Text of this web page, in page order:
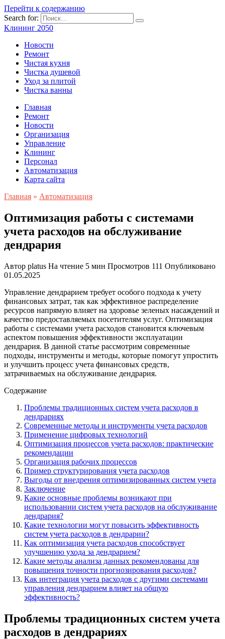
Перейти к содержанию
Search for:
Клининг 2050
Новости
Ремонт
Чистая кухня
Чистка душевой
Уход за плитой
Чистка ванны
Главная
Ремонт
Новости
Организация
Управление
Клининг
Персонал
Автоматизация
Карта сайта
Главная » Автоматизация
Оптимизация работы с системами
учета расходов на обслуживание
дендрария
Автор platus На чтение 5 мин Просмотров 111 Опубликовано
01.05.2025
Управление дендрарием требует особого подхода к учету
финансовых затрат, так как эффективное распределение
ресурсов напрямую влияет на здоровье зеленых насаждений и
качество предоставляемых посетителям услуг. Оптимизация
работы с системами учета расходов становится ключевым
аспектом повышения эффективности эксплуатации
дендрария. В данной статье рассмотрим современные
подходы, инструменты и методы, которые помогут упростить
и улучшить процесс учета финансовых средств,
затрачиваемых на обслуживание дендрария.
Содержание
Проблемы традиционных систем учета расходов в
дендрариях
Современные методы и инструменты учета расходов
Применение цифровых технологий
Оптимизация процессов учета расходов: практические
рекомендации
Организация рабочих процессов
Пример структурирования учета расходов
Выгоды от внедрения оптимизированных систем учета
Заключение
Какие основные проблемы возникают при
использовании систем учета расходов на обслуживание
дендрария?
Какие технологии могут повысить эффективность
систем учета расходов в дендрарии?
Как оптимизация учета расходов способствует
улучшению ухода за дендрарием?
Какие методы анализа данных рекомендованы для
повышения точности прогнозирования расходов?
Как интеграция учета расходов с другими системами
управления дендрарием влияет на общую
эффективность?
Проблемы традиционных систем учета
расходов в дендрариях